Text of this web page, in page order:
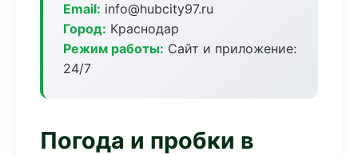
Email: info@hubcity97.ru
Город: Краснодар
Режим работы: Сайт и приложение:
24/7
Погода и пробки в